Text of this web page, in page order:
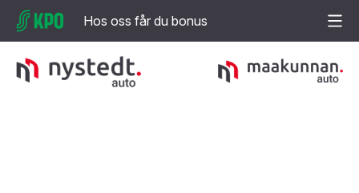
Hos oss får du bonus